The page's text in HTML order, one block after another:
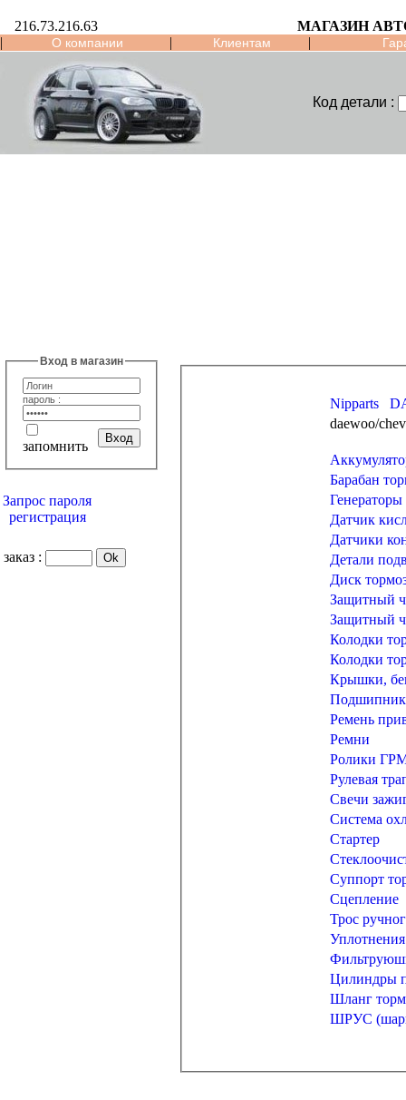
216.73.216.63
МАГАЗИН
|
О компании | Клиентам |
Код детали :
Вход в магазин
пароль :
запомнить
Запрос пароля
регистрация
заказ :
Nipparts
Барабан
Генераторы
Датчик
Датчики
Детали
Диск
Защитный
Защитный
Колодки
Колодки
Крышки,
Ремень
Ремни
Ролики
Рулевая
Свечи
Система
Стартер
Суппорт
Сцепление
Трос
Уплотнения
Цилиндры
Шланг
ШРУС